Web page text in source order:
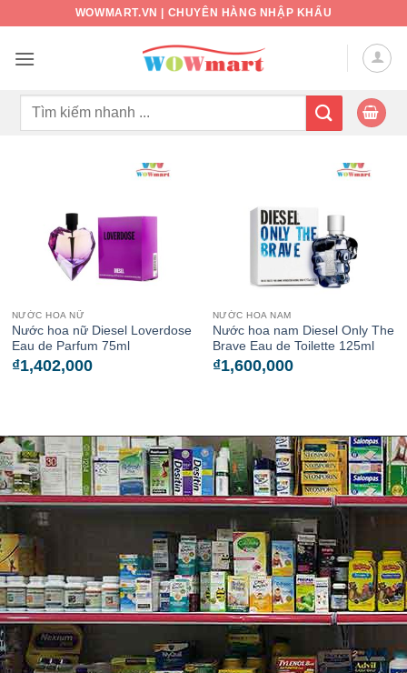
nội
WOWMART.VN | CHUYÊN HÀNG NHẬP KHẨU
Tìm
NƯỚC HOA NỮ
Nước hoa nữ Diesel Loverdose
Eau de Parfum 75ml
₫1,402,000
NƯỚC HOA NAM
Nước hoa nam Diesel Only The
Brave Eau de Toilette 125ml
₫1,600,000